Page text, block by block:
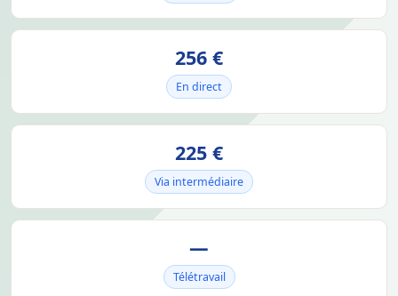
256 €
En direct
225 €
Via intermédiaire
—
Télétravail